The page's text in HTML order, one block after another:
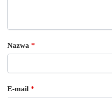
Nazwa *
E-mail *